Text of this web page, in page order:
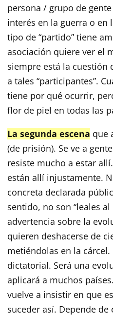
persona / grupo de
interés en la guerra o en
tipo de “partido” tiene
asociación quiere ver el
siempre está la cuestión
a tales “participantes”.
tiene por qué ocurrir,
flor de piel en todas las
La segunda escena que
(de prisión). Se ve a
resiste mucho a estar
están allí injustamente.
concreta declarada
sentido, no son “leales
advertencia sobre la
quieren deshacerse de
metiéndolas en la
dictatorial. Será una
aplicará a muchos
vuelve a insistir en que
suceder así. Depende de